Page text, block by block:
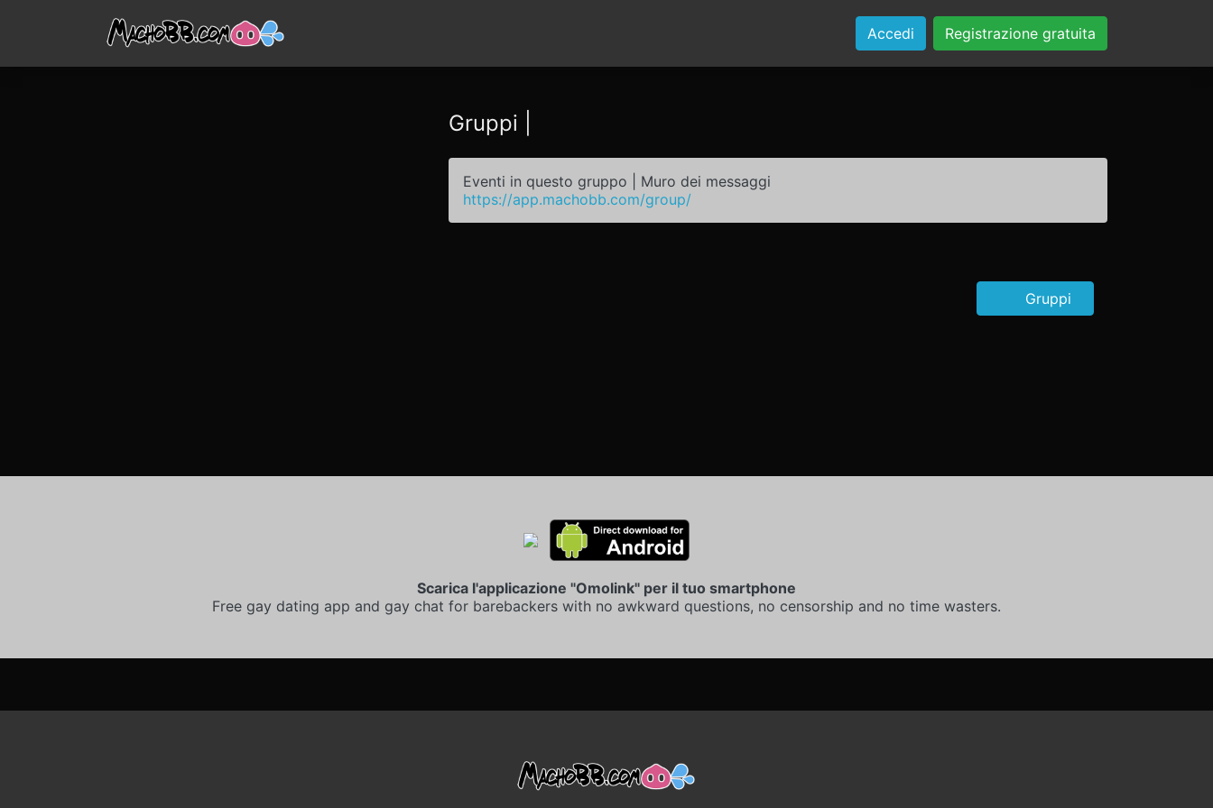
Accedi Registrazione gratuita
Gruppi |
Eventi in questo gruppo | Muro dei messaggi
https://app.machobb.com/group/
Gruppi
Scarica l'applicazione "Omolink" per il tuo smartphone
Free gay dating app and gay chat for barebackers with no awkward questions, no censorship and no time wasters.